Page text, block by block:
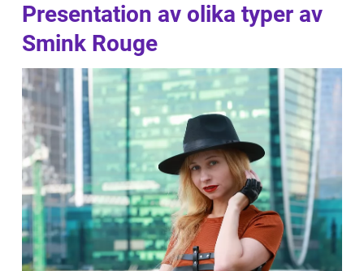
Presentation av olika typer av
Smink Rouge